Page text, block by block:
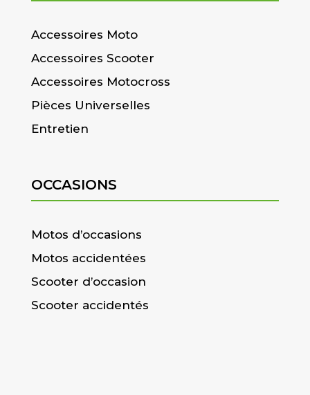
Accessoires Moto
Accessoires Scooter
Accessoires Motocross
Pièces Universelles
Entretien
OCCASIONS
Motos d’occasions
Motos accidentées
Scooter d’occasion
Scooter accidentés